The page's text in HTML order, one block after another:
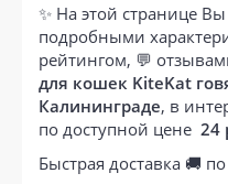
✨ На этой странице
подробными
рейтингом, 💬
для кошек KiteKat
Калининграде, в
по доступной цене 24
Быстрая доставка 🚚